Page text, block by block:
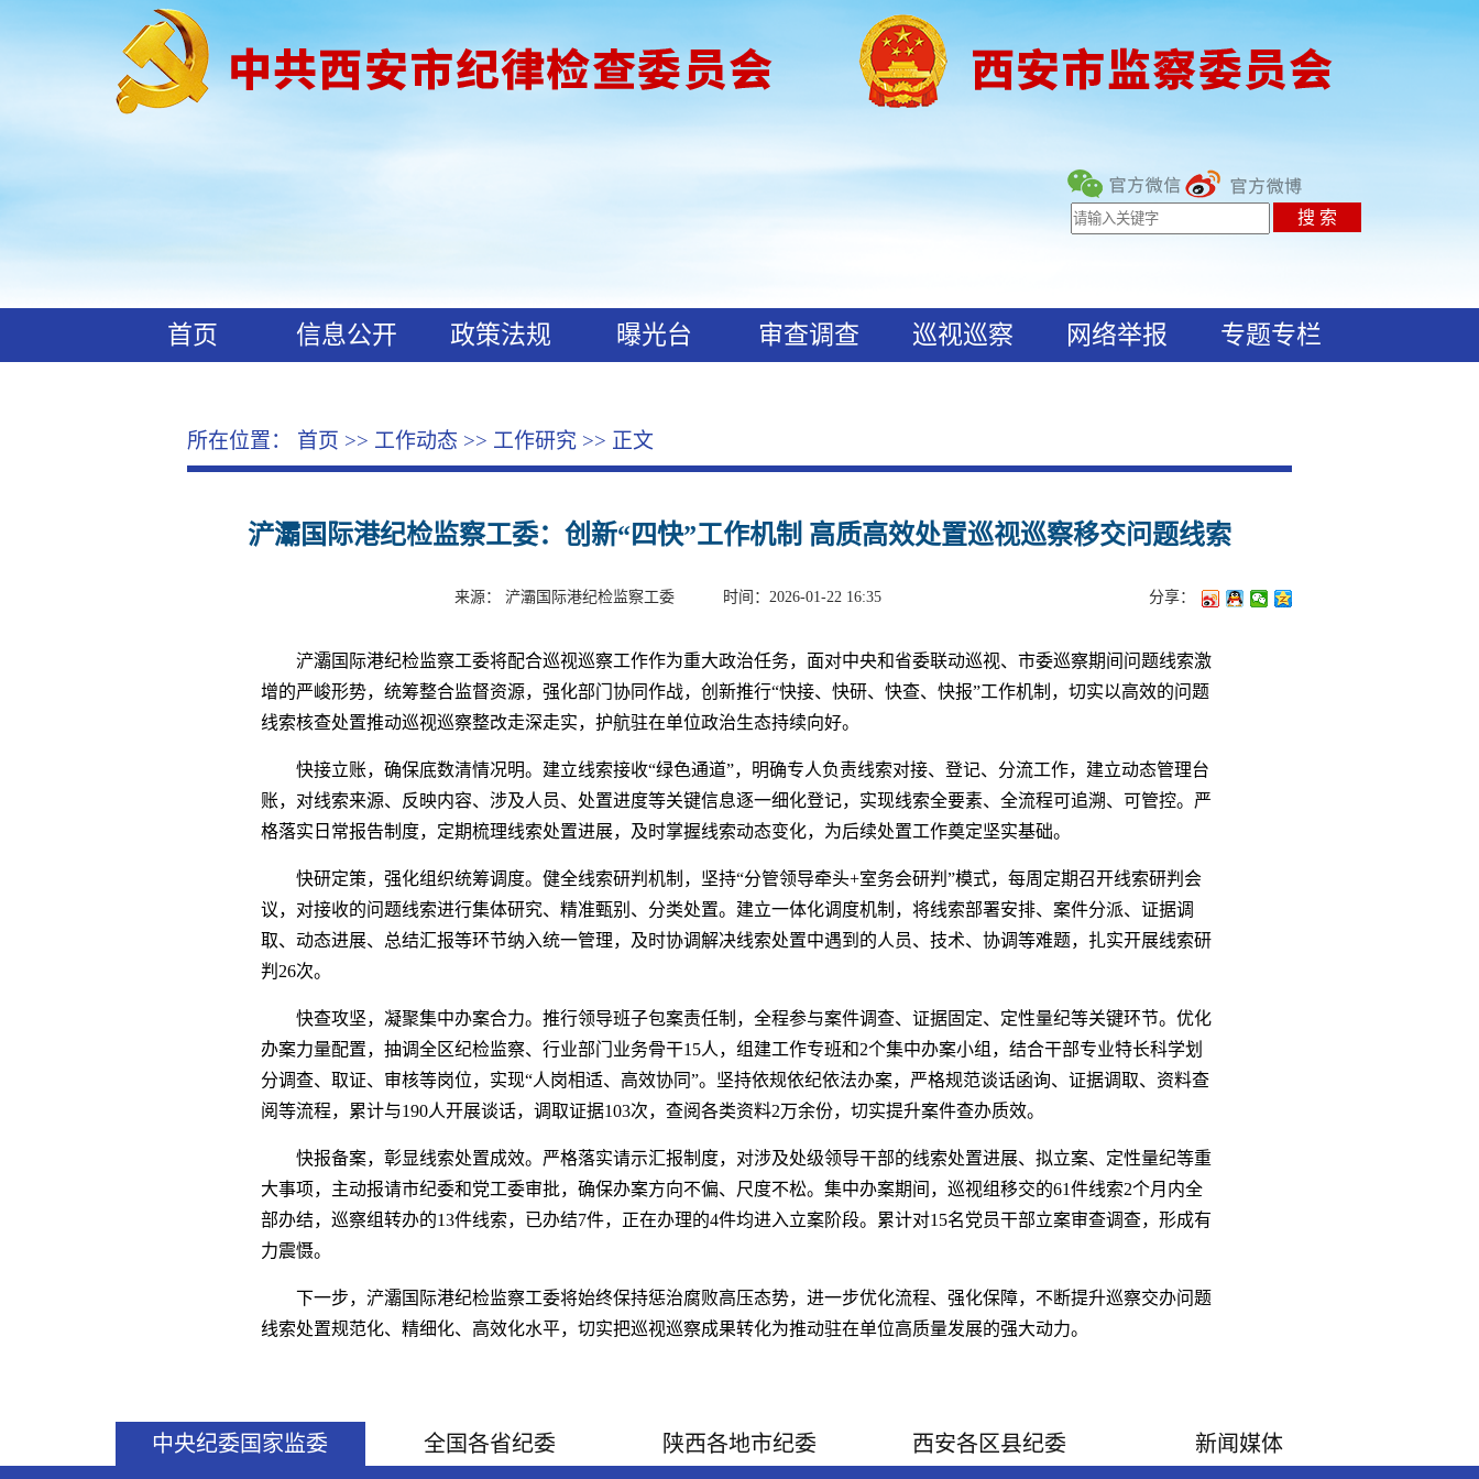
首页 信息公开 政策法规 曝光台 审查调查 巡视巡察 网络举报
专题专栏
所在位置： 首页 >> 工作动态 >> 工作研究 >> 正文
浐灞国际港纪检监察工委：创新“四快”工作机制 高质高效处置巡视巡察移交问题线索
来源： 浐灞国际港纪检监察工委 时间：2026-01-22 16:35 分享：
浐灞国际港纪检监察工委将配合巡视巡察工作作为重大政治任务，面对中央和省委联动巡视、市委巡察期间问题线索激
增的严峻形势，统筹整合监督资源，强化部门协同作战，创新推行“快接、快研、快查、快报”工作机制，切实以高效的问题
线索核查处置推动巡视巡察整改走深走实，护航驻在单位政治生态持续向好。
快接立账，确保底数清情况明。建立线索接收“绿色通道”，明确专人负责线索对接、登记、分流工作，建立动态管理台
账，对线索来源、反映内容、涉及人员、处置进度等关键信息逐一细化登记，实现线索全要素、全流程可追溯、可管控。严
格落实日常报告制度，定期梳理线索处置进展，及时掌握线索动态变化，为后续处置工作奠定坚实基础。
快研定策，强化组织统筹调度。健全线索研判机制，坚持“分管领导牵头+室务会研判”模式，每周定期召开线索研判会
议，对接收的问题线索进行集体研究、精准甄别、分类处置。建立一体化调度机制，将线索部署安排、案件分派、证据调
取、动态进展、总结汇报等环节纳入统一管理，及时协调解决线索处置中遇到的人员、技术、协调等难题，扎实开展线索研
判26次。
快查攻坚，凝聚集中办案合力。推行领导班子包案责任制，全程参与案件调查、证据固定、定性量纪等关键环节。优化
办案力量配置，抽调全区纪检监察、行业部门业务骨干15人，组建工作专班和2个集中办案小组，结合干部专业特长科学划
分调查、取证、审核等岗位，实现“人岗相适、高效协同”。坚持依规依纪依法办案，严格规范谈话函询、证据调取、资料查
阅等流程，累计与190人开展谈话，调取证据103次，查阅各类资料2万余份，切实提升案件查办质效。
快报备案，彰显线索处置成效。严格落实请示汇报制度，对涉及处级领导干部的线索处置进展、拟立案、定性量纪等重
大事项，主动报请市纪委和党工委审批，确保办案方向不偏、尺度不松。集中办案期间，巡视组移交的61件线索2个月内全
部办结，巡察组转办的13件线索，已办结7件，正在办理的4件均进入立案阶段。累计对15名党员干部立案审查调查，形成有
力震慑。
下一步，浐灞国际港纪检监察工委将始终保持惩治腐败高压态势，进一步优化流程、强化保障，不断提升巡察交办问题
线索处置规范化、精细化、高效化水平，切实把巡视巡察成果转化为推动驻在单位高质量发展的强大动力。
中央纪委国家监委 全国各省纪委 陕西各地市纪委 西安各区县纪委 新闻媒体